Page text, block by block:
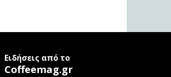
Ειδήσεις από το
Coffeemag.gr